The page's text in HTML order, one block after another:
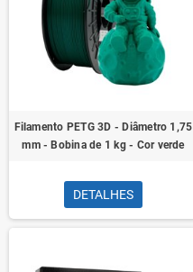
Filamento PETG 3D - Diâmetro 1,75
mm - Bobina de 1 kg - Cor verde
DETALHES